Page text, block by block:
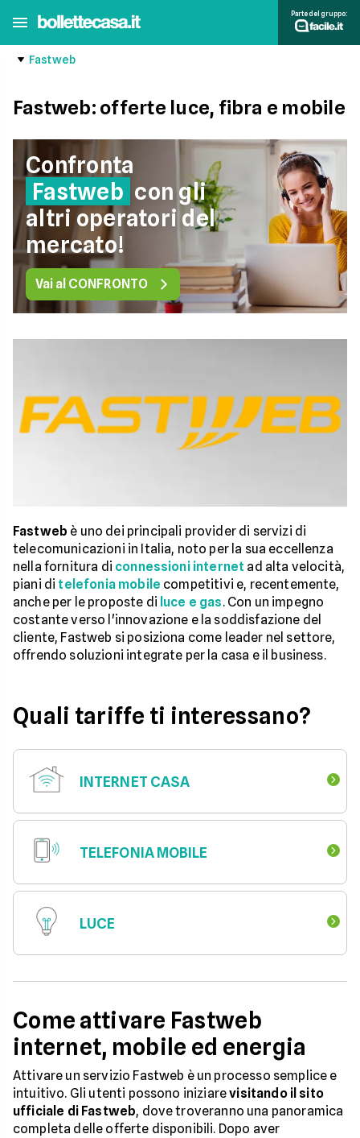
Parte del gruppo:
Fastweb
Fastweb: offerte luce, fibra e mobile
Confronta
Fastweb con gli
altri operatori del
mercato!
Vai al CONFRONTO
Fastweb è uno dei principali provider di servizi di
telecomunicazioni in Italia, noto per la sua eccellenza
nella fornitura di connessioni internet ad alta velocità,
piani di telefonia mobile competitivi e, recentemente,
anche per le proposte di luce e gas. Con un impegno
costante verso l'innovazione e la soddisfazione del
cliente, Fastweb si posiziona come leader nel settore,
offrendo soluzioni integrate per la casa e il business.
Quali tariffe ti interessano?
INTERNET CASA
TELEFONIA MOBILE
LUCE
Come attivare Fastweb
internet, mobile ed energia
Attivare un servizio Fastweb è un processo semplice e
intuitivo. Gli utenti possono iniziarevisitando il sito
ufficiale di Fastweb, dove troveranno una panoramica
completa delle offerte disponibili. Dopo aver